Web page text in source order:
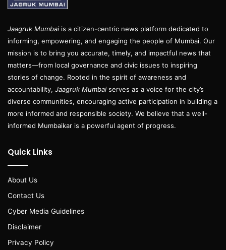
Jaagruk Mumbai is a citizen-centric news platform dedicated to
informing, empowering, and engaging the people of Mumbai. Our
mission is to bring you accurate, timely, and impactful news that
matters—from local governance and civic issues to inspiring
stories of change. Rooted in the spirit of awareness and
accountability, Jaagruk Mumbai serves as a voice for the city’s
diverse communities, encouraging active participation in building a
more informed and responsible society. We believe that a well-
informed Mumbaikar is a powerful agent of progress.
Quick Links
About Us
Contact Us
Cyber Media Guidelines
Disclaimer
Privacy Policy